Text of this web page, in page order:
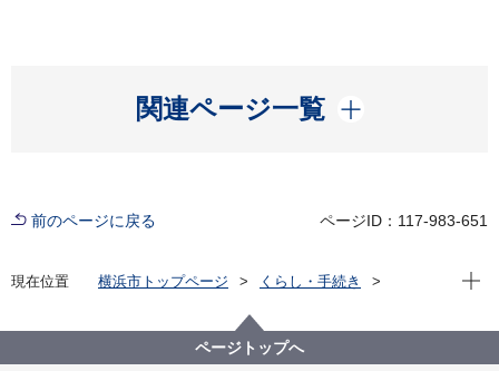
関連ページ一覧
開く
前のページに戻る ページID：117-983-651
現在位置 横浜市トップページ
くらし・手続き
神奈川区デジタルライブラリー
（１）沿岸部エリア
京浜急行神奈川新町駅 踏切事故１
現在
ページトップへ